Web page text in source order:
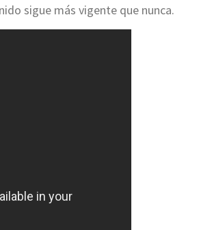
sigue más vigente que nunca.